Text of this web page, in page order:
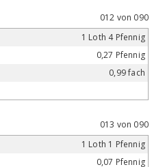
012 von 090
1 Loth 4 Pfennig
0,27 Pfennig
0,99 fach
013 von 090
1 Loth 1 Pfennig
0,07 Pfennig